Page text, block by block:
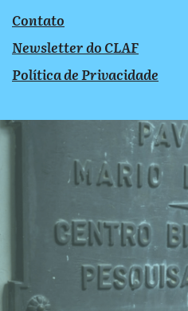
Contato
Newsletter do CLAF
Política de Privacidade